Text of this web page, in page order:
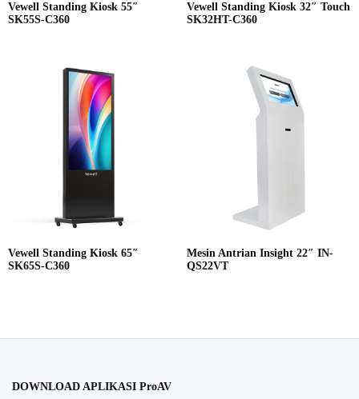
Vewell Standing Kiosk 55″
SK55S-C360
Vewell Standing Kiosk 32″ Touch
SK32HT-C360
Vewell Standing Kiosk 65″
SK65S-C360
Mesin Antrian Insight 22″ IN-
QS22VT
DOWNLOAD APLIKASI ProAV